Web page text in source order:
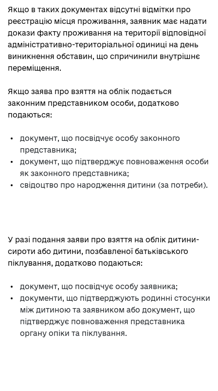
Якщо в таких документах відсутні відмітки про
реєстрацію місця проживання, заявник має надати
докази факту проживання на території відповідної
адміністративно-територіальної одиниці на день
виникнення обставин, що спричинили внутрішнє
переміщення.
Якщо заява про взяття на облік подається
законним представником особи, додатково
подаються:
документ, що посвідчує особу законного
представника;
документ, що підтверджує повноваження особи
як законного представника;
свідоцтво про народження дитини (за потреби).
У разі подання заяви про взяття на облік дитини-
сироти або дитини, позбавленої батьківського
піклування, додатково подаються:
документ, що посвідчує особу заявника;
документи, що підтверджують родинні стосунки
між дитиною та заявником або документ, що
підтверджує повноваження представника
органу опіки та піклування.